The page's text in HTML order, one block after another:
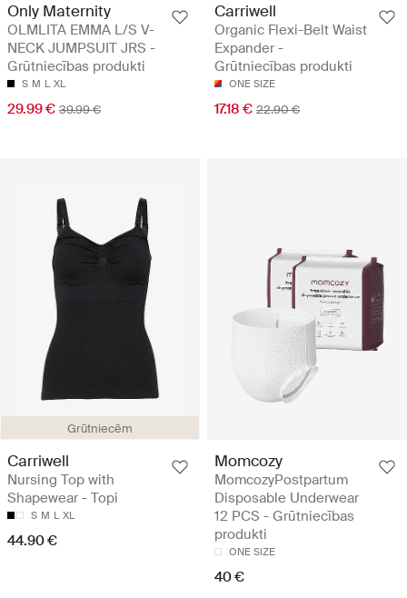
Only Maternity
OLMLITA EMMA L/S V-
NECK JUMPSUIT JRS -
Grūtniecības produkti
S M L XL
29.99 € 39.99 €
Carriwell
Organic Flexi-Belt Waist
Expander -
Grūtniecības produkti
ONE SIZE
17.18 € 22.90 €
Grūtniecēm
Carriwell
Nursing Top with
Shapewear - Topi
S M L XL
44.90 €
Momcozy
MomcozyPostpartum
Disposable Underwear
12 PCS - Grūtniecības
produkti
ONE SIZE
40 €